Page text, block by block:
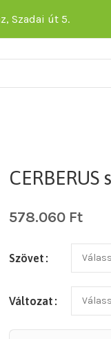
Szadai út 5.
578.060 Ft
Szövet
Változat